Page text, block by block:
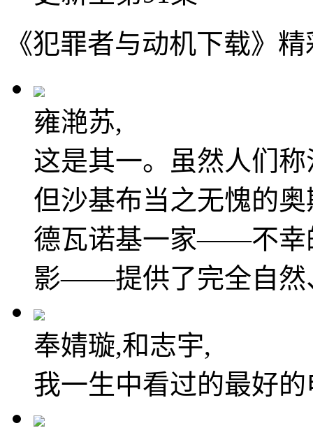
《犯罪者与动机下载》
雍滟苏,
这是其一。虽然人们
但沙基布当之无愧的
德瓦诺基一家——不幸
影——提供了完全自然
奉婧璇,和志宇,
我一生中看过的最好